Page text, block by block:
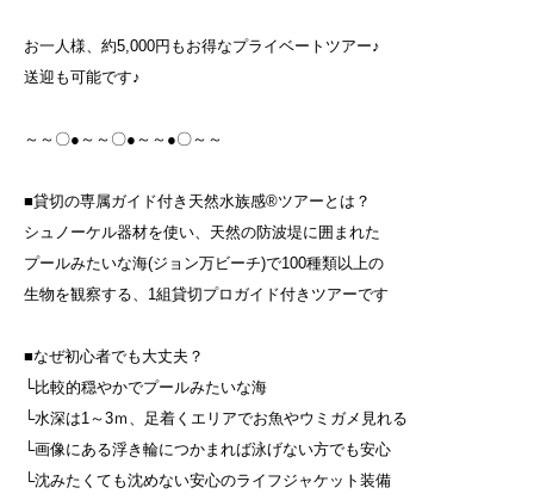
お一人様、約5,000円もお得なプライベートツアー♪
送迎も可能です♪
～～〇●～～〇●～～●〇～～
■貸切の専属ガイド付き天然水族感®ツアーとは？
シュノーケル器材を使い、天然の防波堤に囲まれた
プールみたいな海(ジョン万ビーチ)で100種類以上の
生物を観察する、1組貸切プロガイド付きツアーです
■なぜ初心者でも大丈夫？
└比較的穏やかでプールみたいな海
└水深は1～3ｍ、足着くエリアでお魚やウミガメ見れる
└画像にある浮き輪につかまれば泳げない方でも安心
└沈みたくても沈めない安心のライフジャケット装備